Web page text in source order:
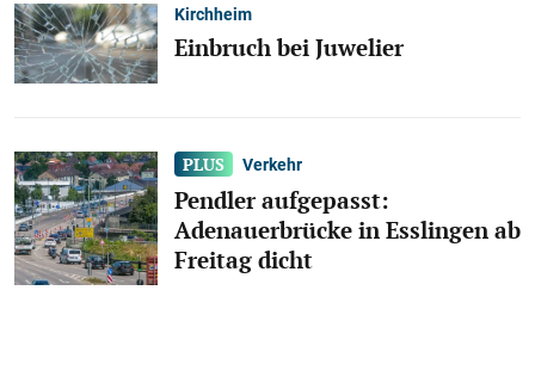
Kirchheim
Einbruch bei Juwelier
Verkehr
Pendler aufgepasst:
Adenauerbrücke in Esslingen ab
Freitag dicht